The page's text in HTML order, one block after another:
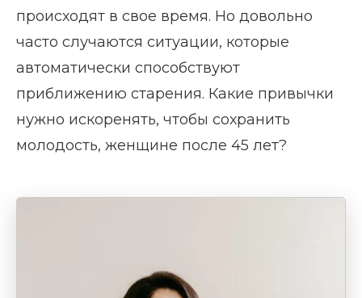
происходят в свое время. Но довольно
часто случаются ситуации, которые
автоматически способствуют
приближению старения. Какие привычки
нужно искоренять, чтобы сохранить
молодость, женщине после 45 лет?